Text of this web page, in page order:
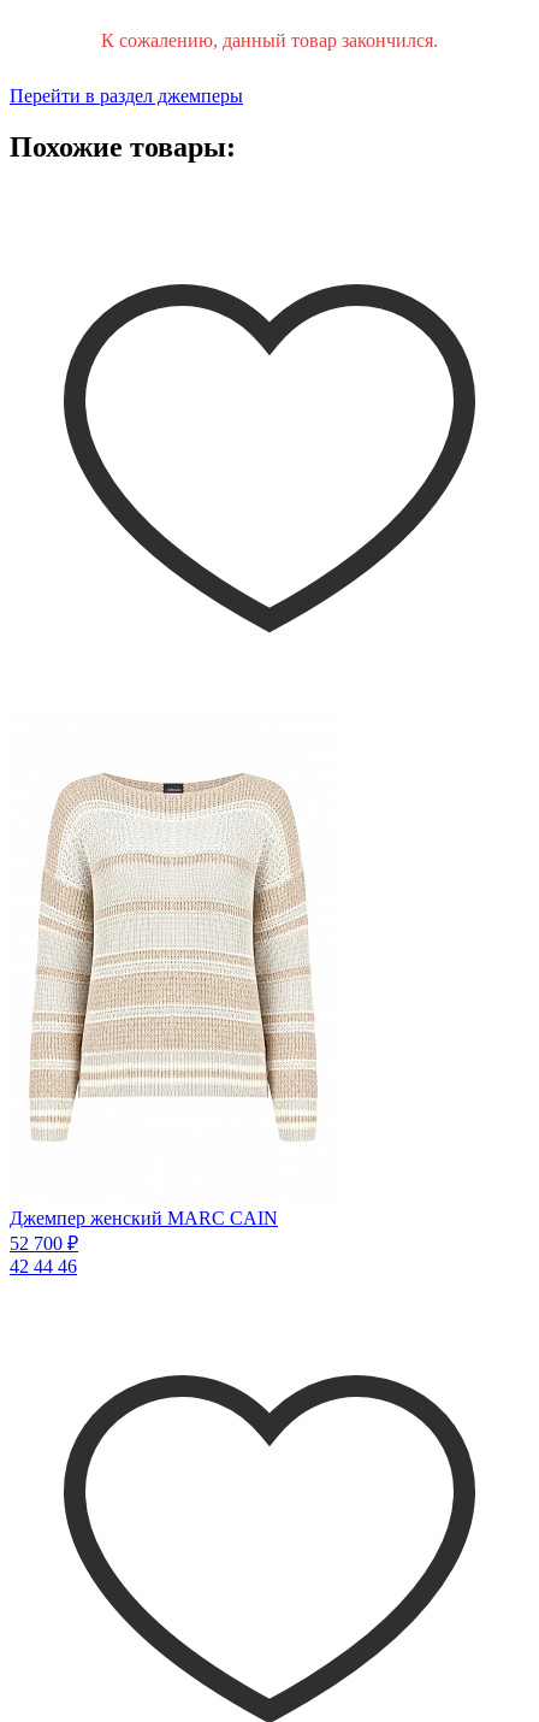
К сожалению, данный товар закончился.
Перейти в раздел джемперы
Похожие товары:
Джемпер женский MARC CAIN
52 700 ₽
42 44 46